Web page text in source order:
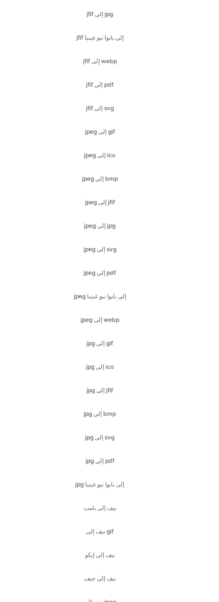
jfif إلى webp
jfif إلى pdf
jfif إلى svg
jpeg إلى ico
jpeg إلى bmp
jpeg إلى jpg
jpeg إلى svg
jpeg إلى pdf
jpeg إلى بابوا نيو غينيا
jpeg إلى webp
jpg إلى gif
jpg إلى jfif
jpg إلى bmp
jpg إلى svg
jpg إلى pdf
jpg إلى بابوا نيو غينيا
نيف إلى بامب
نيف إلى gif
نيف إلى إيكو
نيف إلى جيف
نيف إلى jpeg
نيف إلى jpg